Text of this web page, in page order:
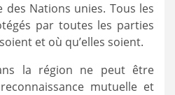
des Nations unies. Tous les
par toutes les parties
et où qu’elles soient.
la région ne peut être
mutuelle et